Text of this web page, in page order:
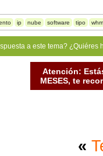
ip nube software tipo
a este tema?
Atención:
MESES, te
«